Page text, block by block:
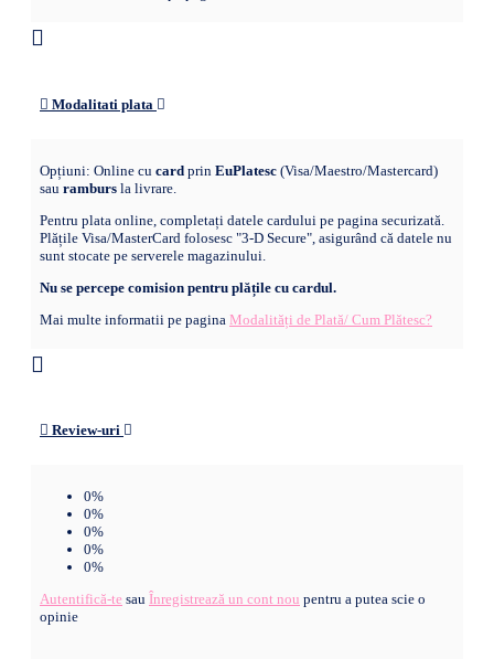
Modalitati plata
Opțiuni: Online cu card prin EuPlatesc (Visa/Maestro/Mastercard)
sau ramburs la livrare.
Pentru plata online, completați datele cardului pe pagina securizată.
Plățile Visa/MasterCard folosesc "3-D Secure", asigurând că datele nu
sunt stocate pe serverele magazinului.
Nu se percepe comision pentru plățile cu cardul.
Mai multe informatii pe pagina Modalități de Plată/ Cum Plătesc?
Review-uri
0%
0%
0%
0%
0%
Autentifică-te sau Înregistrează un cont nou pentru a putea scie o
opinie